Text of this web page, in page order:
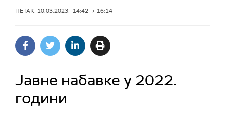
ПЕТАК, 10.03.2023, 14:42 -> 16:14
Јавне набавке у 2022.
години